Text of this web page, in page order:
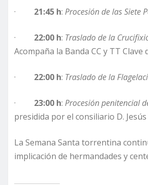
· 21:45 h: Procesión de las Siete
· 22:00 h: Traslado de la
Acompaña la Banda CC y TT Clave
· 22:00 h: Traslado de la
· 23:00 h: Procesión penitencial
presidida por el consiliario D.
La Semana Santa torrentina
implicación de hermandades y